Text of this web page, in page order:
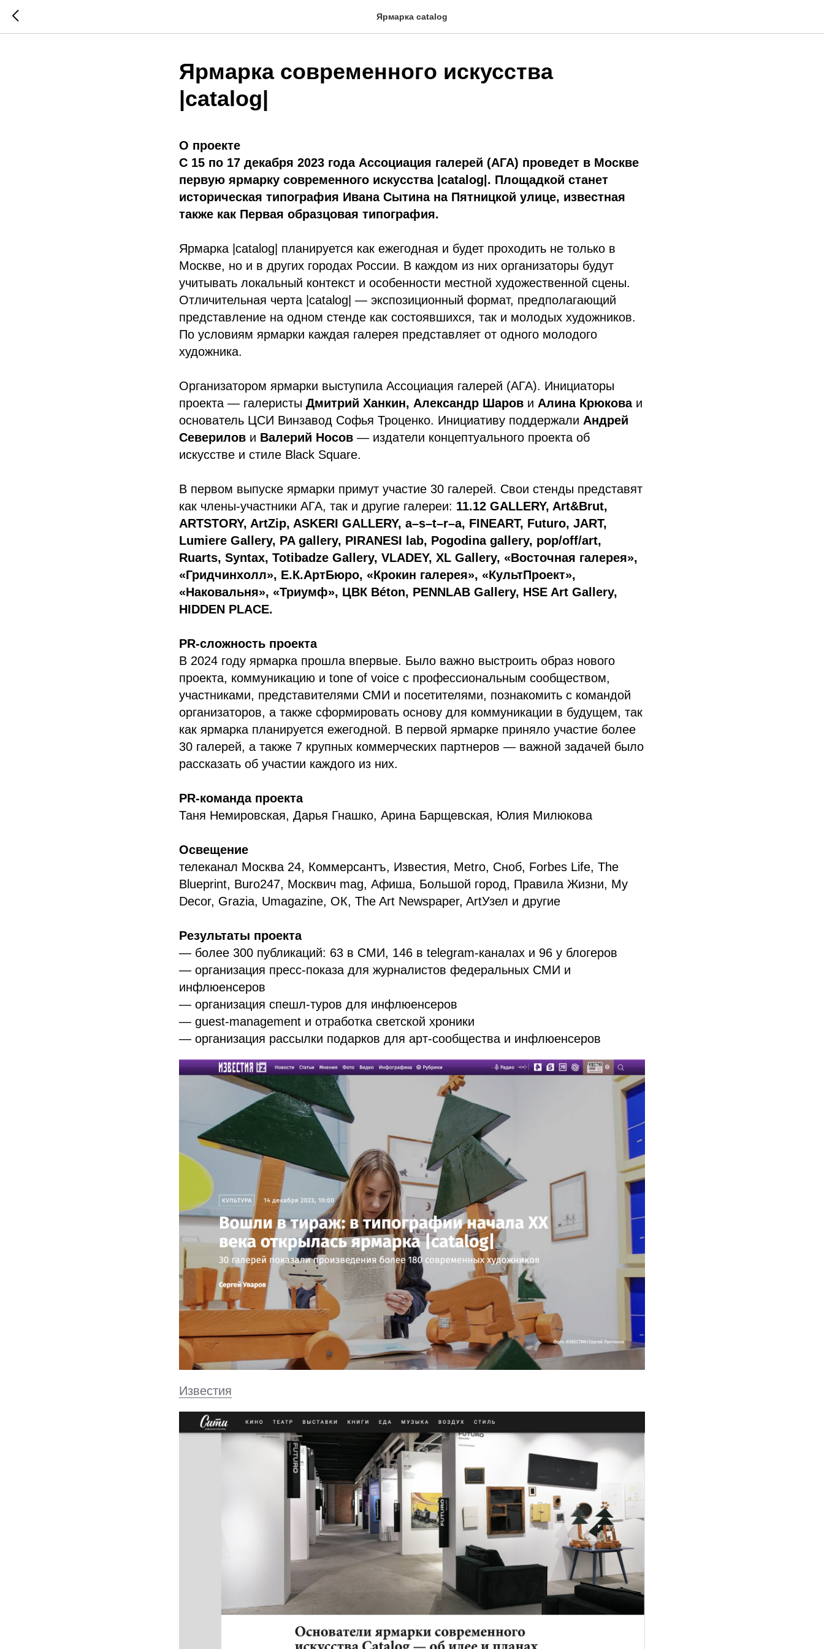
Ярмарка catalog
Ярмарка современного искусства
|catalog|
О проекте
С 15 по 17 декабря 2023 года Ассоциация галерей (АГА) проведет в Москве
первую ярмарку современного искусства |catalog|. Площадкой станет
историческая типография Ивана Сытина на Пятницкой улице, известная
также как Первая образцовая типография.
Ярмарка |catalog| планируется как ежегодная и будет проходить не только в
Москве, но и в других городах России. В каждом из них организаторы будут
учитывать локальный контекст и особенности местной художественной сцены.
Отличительная черта |catalog| — экспозиционный формат, предполагающий
представление на одном стенде как состоявшихся, так и молодых художников.
По условиям ярмарки каждая галерея представляет от одного молодого
художника.
Организатором ярмарки выступила Ассоциация галерей (АГА). Инициаторы
проекта — галеристы Дмитрий Ханкин, Александр Шаров и Алина Крюковаи
основатель ЦСИ Винзавод Софья Троценко. Инициативу поддержали Андрей
Северилов и Валерий Носов — издатели концептуального проекта об
искусстве и стиле Black Square.
В первом выпуске ярмарки примут участие 30 галерей. Свои стенды представят
как члены-участники АГА, так и другие галереи: 11.12 GALLERY, Art&Brut,
ARTSTORY, ArtZip, ASKERI GALLERY, a–s–t–r–a, FINEART, Futuro, JART,
Lumiere Gallery, PA gallery, PIRANESI lab, Pogodina gallery, pop/off/art,
Ruarts, Syntax, Totibadze Gallery, VLADEY, XL Gallery, «Восточная галерея»,
«Гридчинхолл», Е.К.АртБюро, «Крокин галерея», «КультПроект»,
«Наковальня», «Триумф», ЦВК Béton, PENNLAB Gallery, HSE Art Gallery,
HIDDEN PLACE.
PR-сложность проекта
В 2024 году ярмарка прошла впервые. Было важно выстроить образ нового
проекта, коммуникацию и tone of voice с профессиональным сообществом,
участниками, представителями СМИ и посетителями, познакомить с командой
организаторов, а также сформировать основу для коммуникации в будущем, так
как ярмарка планируется ежегодной. В первой ярмарке приняло участие более
30 галерей, а также 7 крупных коммерческих партнеров — важной задачей было
рассказать об участии каждого из них.
PR-команда проекта
Таня Немировская, Дарья Гнашко, Арина Барщевская, Юлия Милюкова
Освещение
телеканал Москва 24, Коммерсантъ, Известия, Metro, Сноб, Forbes Life, The
Blueprint, Buro247, Москвич mag, Афиша, Большой город, Правила Жизни, My
Decor, Grazia, Umagazine, ОК, The Art Newspaper, ArtУзел и другие
Результаты проекта
— более 300 публикаций: 63 в СМИ, 146 в telegram-каналах и 96 у блогеров
— организация пресс-показа для журналистов федеральных СМИ и
инфлюенсеров
— организация спешл-туров для инфлюенсеров
— guest-management и отработка светской хроники
— организация рассылки подарков для арт-сообщества и инфлюенсеров
Известия